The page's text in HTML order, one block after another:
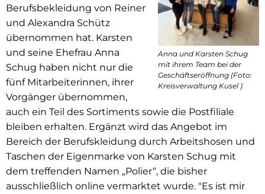
Anna und Karsten Schug
mit ihrem Team bei der
Geschäftseröffnung (Foto:
Kreisverwaltung Kusel )
Berufsbekleidung von Reiner
und Alexandra Schütz
übernommen hat. Karsten
und seine Ehefrau Anna
Schug haben nicht nur die
fünf Mitarbeiterinnen, ihrer
Vorgänger übernommen,
auch ein Teil des Sortiments sowie die Postfiliale
bleiben erhalten. Ergänzt wird das Angebot im
Bereich der Berufskleidung durch Arbeitshosen und
Taschen der Eigenmarke von Karsten Schug mit
dem treffenden Namen „Polier“, die bisher
ausschließlich online vermarktet wurde. "Es ist mir